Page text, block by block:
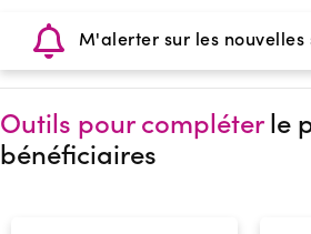
M'alerter sur les nouvelles
Outils pour compléterle
bénéficiaires